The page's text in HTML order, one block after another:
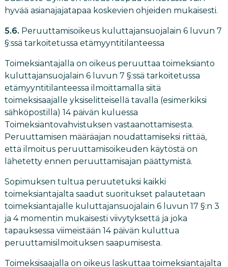
hyvää asianajajatapaa koskevien ohjeiden mukaisesti.
5.6. Peruuttamisoikeus kuluttajansuojalain 6 luvun 7
§:ssä tarkoitetussa etämyyntitilanteessa
Toimeksiantajalla on oikeus peruuttaa toimeksianto
kuluttajansuojalain 6 luvun 7 §:ssä tarkoitetussa
etämyyntitilanteessa ilmoittamalla siitä
toimeksisaajalle yksiselitteisellä tavalla (esimerkiksi
sähköpostilla) 14 päivän kuluessa
Toimeksiantovahvistuksen vastaanottamisesta.
Peruuttamisen määräajan noudattamiseksi riittää,
että ilmoitus peruuttamisoikeuden käytöstä on
lähetetty ennen peruuttamisajan päättymistä.
Sopimuksen tultua peruutetuksi kaikki
toimeksiantajalta saadut suoritukset palautetaan
toimeksiantajalle kuluttajansuojalain 6 luvun 17 §:n 3
ja 4 momentin mukaisesti viivytyksettä ja joka
tapauksessa viimeistään 14 päivän kuluttua
peruuttamisilmoituksen saapumisesta.
Toimeksisaajalla on oikeus laskuttaa toimeksiantajalta